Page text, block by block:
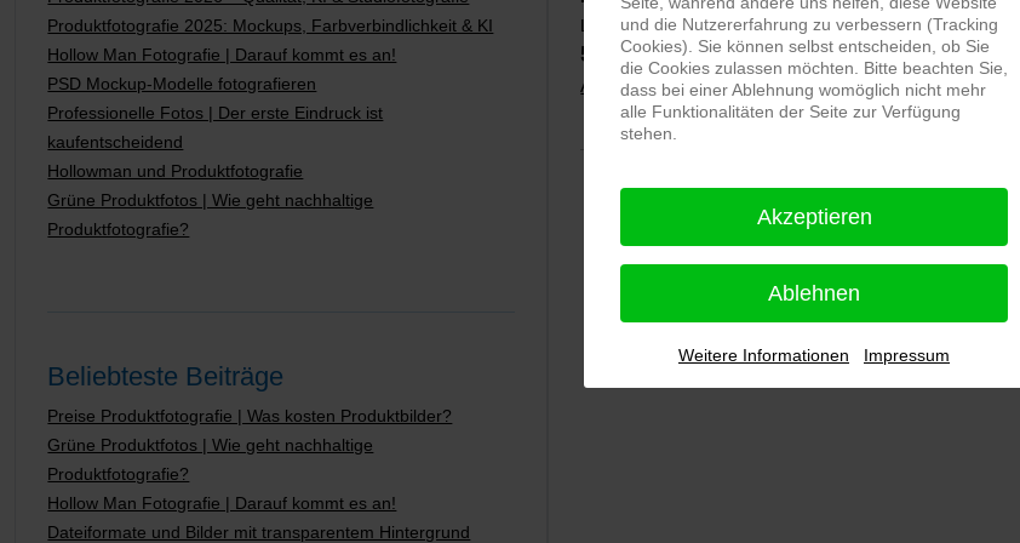
Produktfotografie 2025: Mockups, Farbverbindlichkeit & KI
Hollow Man Fotografie | Darauf kommt es an!
PSD Mockup-Modelle fotografieren
Professionelle Fotos | Der erste Eindruck ist
kaufentscheidend
Hollowman und Produktfotografie
Grüne Produktfotos | Wie geht nachhaltige
Produktfotografie?
Beliebteste Beiträge
Preise Produktfotografie | Was kosten Produktbilder?
Grüne Produktfotos | Wie geht nachhaltige
Produktfotografie?
Hollow Man Fotografie | Darauf kommt es an!
Dateiformate und Bilder mit transparentem Hintergrund
Lichtenau
5,0 ⭐⭐⭐⭐⭐bei144 Google-Rezensionen (Stand 02.01.2026)
Alle Rezensionen ansehen|Bewertung abgeben
und die Nutzererfahrung zu verbessern (Tracking
Cookies). Sie können selbst entscheiden, ob Sie
die Cookies zulassen möchten. Bitte beachten Sie,
dass bei einer Ablehnung womöglich nicht mehr
alle Funktionalitäten der Seite zur Verfügung
stehen.
Akzeptieren
Ablehnen
Weitere Informationen Impressum